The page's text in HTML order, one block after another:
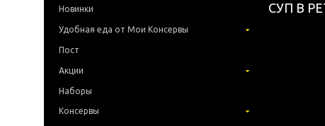
СУП В
Новинки
Удобная еда от Мои Консервы
Пост
Акции
Наборы
Консервы